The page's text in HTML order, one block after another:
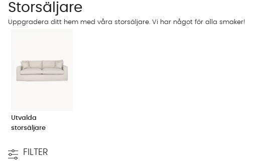
Storsäljare
Uppgradera ditt hem med våra storsäljare. Vi har något för alla smaker!
Utvalda
storsäljare
FILTER